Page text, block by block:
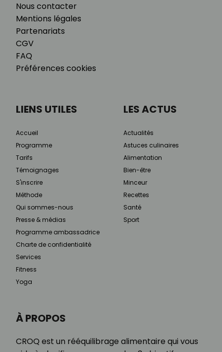
Nous contacter
Mentions légales
Partenariats
CGV
FAQ
Préférences cookies
À PROPOS
CROQ est un rééquilibrage alimentaire qui vous
LIENS UTILES
Accueil
Programme
Tarifs
Témoignages
S'inscrire
Méthode
Qui sommes-nous
Presse & médias
Programme ambassadrice
Charte de confidentialité
Services
Fitness
Yoga
LES ACTUS
Actualités
Astuces culinaires
Alimentation
Bien-être
Minceur
Recettes
Santé
Sport